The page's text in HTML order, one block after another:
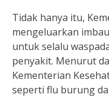
Tidak hanya itu,
mengeluarkan
untuk selalu
penyakit. Menurut
Kementerian
seperti flu burung